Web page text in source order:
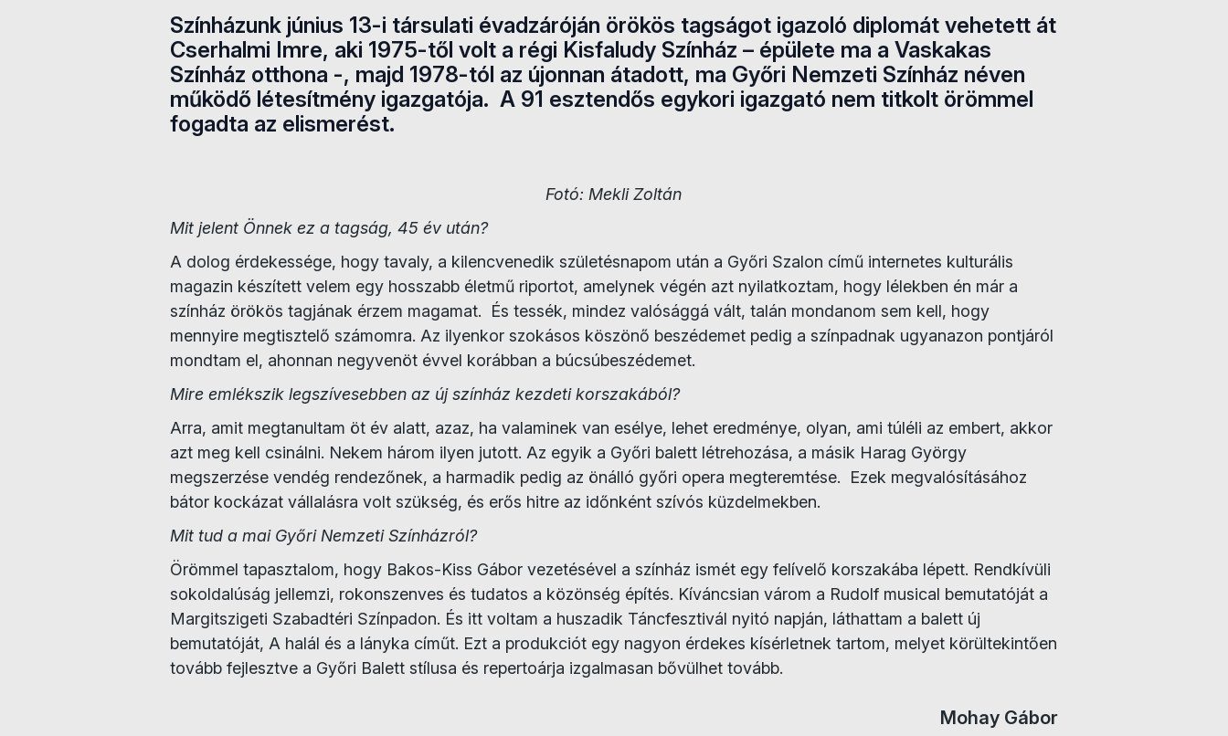
Színházunk június 13-i társulati évadzáróján örökös tagságot igazoló diplomát vehetett át
Cserhalmi Imre, aki 1975-től volt a régi Kisfaludy Színház – épülete ma a Vaskakas
Színház otthona -, majd 1978-tól az újonnan átadott, ma Győri Nemzeti Színház néven
működő létesítmény igazgatója. A 91 esztendős egykori igazgató nem titkolt örömmel
fogadta az elismerést.
Fotó: Mekli Zoltán
Mit jelent Önnek ez a tagság, 45 év után?
A dolog érdekessége, hogy tavaly, a kilencvenedik születésnapom után a Győri Szalon című internetes kulturális
magazin készített velem egy hosszabb életmű riportot, amelynek végén azt nyilatkoztam, hogy lélekben én már a
színház örökös tagjának érzem magamat. És tessék, mindez valósággá vált, talán mondanom sem kell, hogy
mennyire megtisztelő számomra. Az ilyenkor szokásos köszönő beszédemet pedig a színpadnak ugyanazon pontjáról
mondtam el, ahonnan negyvenöt évvel korábban a búcsúbeszédemet.
Mire emlékszik legszívesebben az új színház kezdeti korszakából?
Arra, amit megtanultam öt év alatt, azaz, ha valaminek van esélye, lehet eredménye, olyan, ami túléli az embert, akkor
azt meg kell csinálni. Nekem három ilyen jutott. Az egyik a Győri balett létrehozása, a másik Harag György
megszerzése vendég rendezőnek, a harmadik pedig az önálló győri opera megteremtése. Ezek megvalósításához
bátor kockázat vállalásra volt szükség, és erős hitre az időnként szívós küzdelmekben.
Mit tud a mai Győri Nemzeti Színházról?
Örömmel tapasztalom, hogy Bakos-Kiss Gábor vezetésével a színház ismét egy felívelő korszakába lépett. Rendkívüli
sokoldalúság jellemzi, rokonszenves és tudatos a közönség építés. Kíváncsian várom a Rudolf musical bemutatóját a
Margitszigeti Szabadtéri Színpadon. És itt voltam a huszadik Táncfesztivál nyitó napján, láthattam a balett új
bemutatóját, A halál és a lányka címűt. Ezt a produkciót egy nagyon érdekes kísérletnek tartom, melyet körültekintően
tovább fejlesztve a Győri Balett stílusa és repertoárja izgalmasan bővülhet tovább.
Mohay Gábor